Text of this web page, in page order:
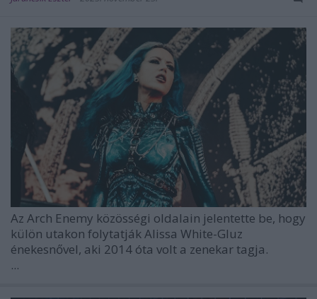
Az Arch Enemy közösségi oldalain jelentette be, hogy
külön utakon folytatjákAlissa White-Gluz
énekesnővel, aki 2014 óta volt a zenekar tagja.
...